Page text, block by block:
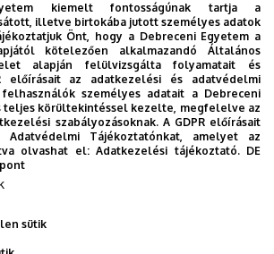
5.
és innováció a
Karon
kiemelt fontosságúnak tartja a
illetve birtokába jutott személyes adatok
Önt, hogy a Debreceni Egyetem a
kötelezően alkalmazandó Általános
alapján felülvizsgálta folyamatait és
előírásait az adatkezelési és adatvédelmi
személyes adatait a Debreceni
teljes körültekintéssel kezelte, megfelelve az
szabályozásoknak. A GDPR előírásait
Adatvédelmi Tájékoztatónkat, amelyet az
olvashat el:Adatkezelési tájékoztató. DE
sütik